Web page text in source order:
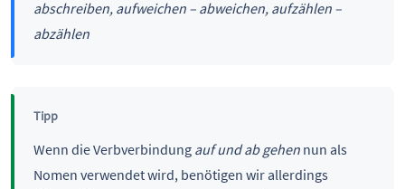
abschreiben, aufweichen – abweichen, aufzählen –
abzählen
Tipp
Wenn die Verbverbindung auf und ab gehennun als
Nomen verwendet wird, benötigen wir allerdings